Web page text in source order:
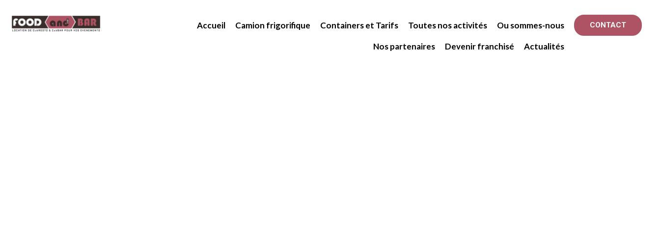
Accueil Camion frigorifique Containers et Tarifs Toutes nos activités Ou sommes-nous
Nos partenaires Devenir franchisé Actualités
CONTACT